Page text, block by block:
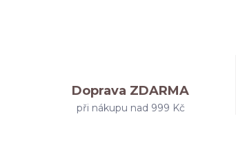
Doprava ZDARMA
při nákupu nad 999 Kč